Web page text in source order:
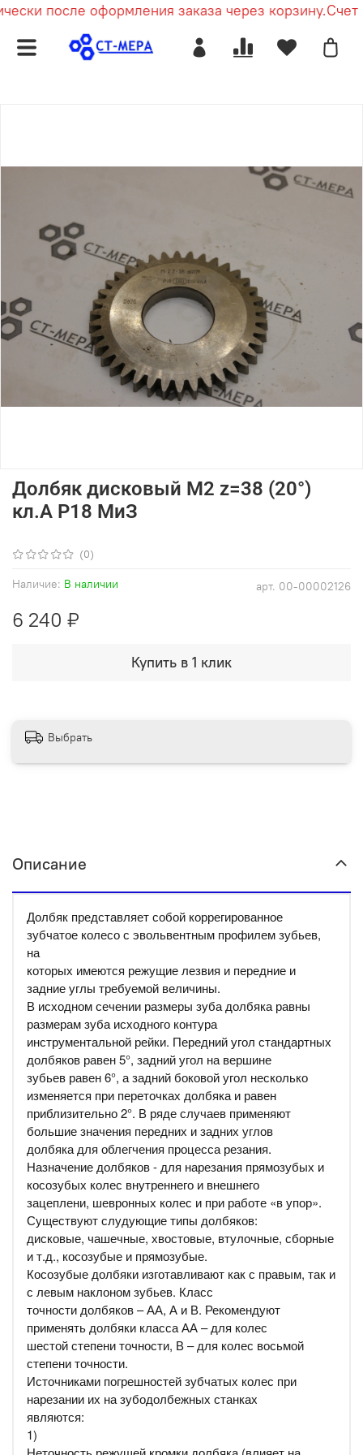
после оформления заказа через корзину.Счет
(0)
арт. 00-00002126
Наличие: В наличии
Долбяк дисковый М2 z=38 (20°)
кл.А Р18 МиЗ
6 240 ₽
Купить в 1 клик
Выбрать
Описание
Долбяк представляет собой коррегированное
зубчатое колесо с эвольвентным профилем зубьев,
на
которых имеются режущие лезвия и передние и
задние углы требуемой величины.
В исходном сечении размеры зуба долбяка равны
размерам зуба исходного контура
инструментальной рейки. Передний угол стандартных
долбяков равен 5°, задний угол на вершине
зубьев равен 6°, а задний боковой угол несколько
изменяется при переточках долбяка и равен
приблизительно 2°. В ряде случаев применяют
большие значения передних и задних углов
долбяка для облегчения процесса резания.
Назначение долбяков - для нарезания прямозубых и
косозубых колес внутреннего и внешнего
зацеплени, шевронных колес и при работе «в упор».
Существуют слудующие типы долбяков:
дисковые, чашечные, хвостовые, втулочные, сборные
и т.д., косозубые и прямозубые.
Косозубые долбяки изготавливают как с правым, так и
с левым наклоном зубьев. Класс
точности долбяков – АА, А и В. Рекомендуют
применять долбяки класса АА – для колес
шестой степени точности, В – для колес восьмой
степени точности.
Источниками погрешностей зубчатых колес при
нарезании их на зубодолбежных станках
являются:
1)